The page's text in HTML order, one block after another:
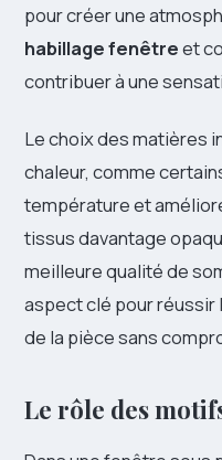
pour créer une
habillage fenêtreet
contribuer à une
Le choix des matières
chaleur, comme
température et
tissus davantage
meilleure qualité de
aspect clé pour réussir
de la pièce sans
Le rôle des